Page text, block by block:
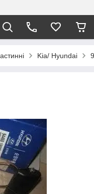
Kia/ Hyundai